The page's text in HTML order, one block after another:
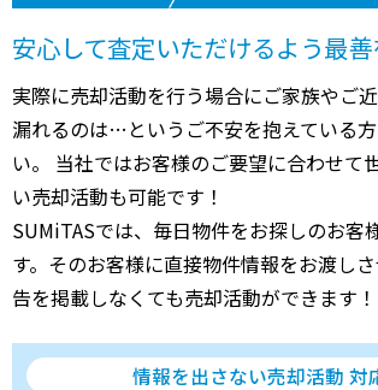
安心して査定いただけるよう最
実際に売却活動を行う場合にご家族やご
漏れるのは…というご不安を抱えている
い。 当社ではお客様のご要望に合わせて
い売却活動も可能です！
SUMiTASでは、毎日物件をお探しのお客
す。そのお客様に直接物件情報をお渡し
告を掲載しなくても売却活動ができます！
情報を出さない売却活動 対